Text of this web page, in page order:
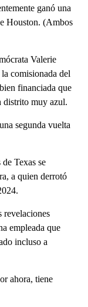
ganó una
Houston. (Ambos
Valerie
comisionada del
financiada que
distrito muy azul.
segunda vuelta
Texas se
a quien derrotó
revelaciones
empleada que
incluso a
ahora, tiene